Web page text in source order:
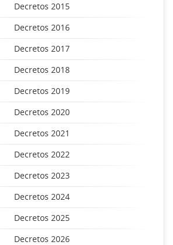
Decretos 2015
Decretos 2016
Decretos 2017
Decretos 2018
Decretos 2019
Decretos 2020
Decretos 2021
Decretos 2022
Decretos 2023
Decretos 2024
Decretos 2025
Decretos 2026